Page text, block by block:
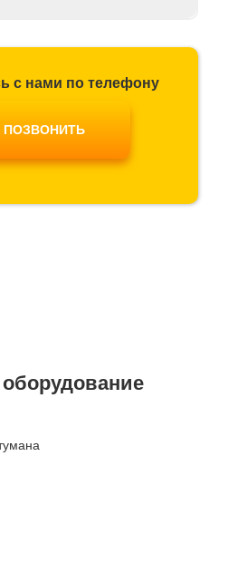
с нами по телефону
ПОЗВОНИТЬ